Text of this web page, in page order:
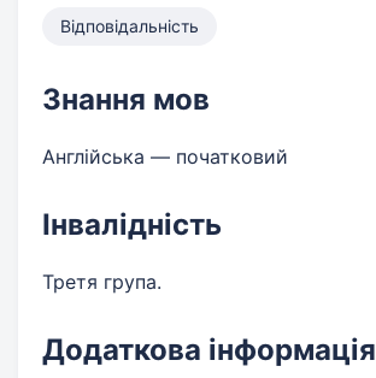
Відповідальність
Знання мов
Англійська — початковий
Інвалідність
Третя група.
Додаткова інформація